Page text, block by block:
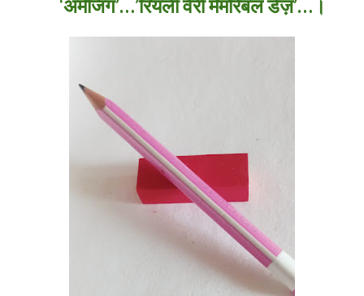
‘अमेजिंग’…’रियली वैरी मेमोरेबल डेज़’…।